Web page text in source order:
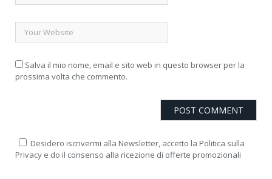
Salva il mio nome, email e sito web in questo browser per la
prossima volta che commento.
Desidero iscrivermi alla Newsletter, accetto la Politica sulla
Privacy e do il consenso alla ricezione di offerte promozionali